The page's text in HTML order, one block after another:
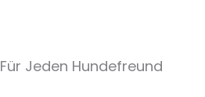
Jeden Hundefreund​